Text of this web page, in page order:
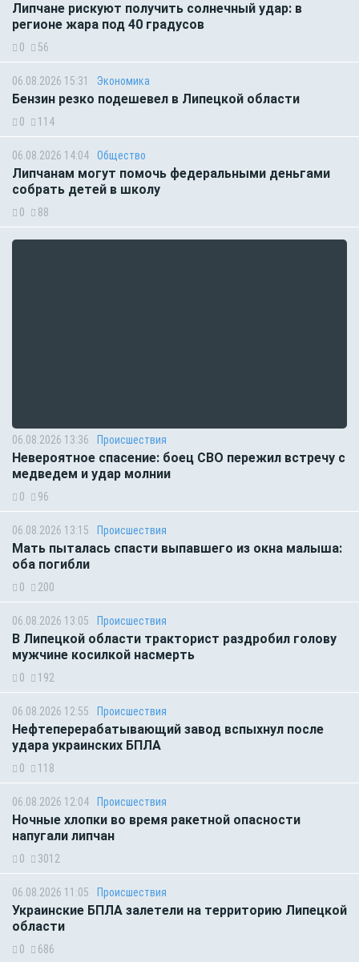
Липчане рискуют получить солнечный удар: в
регионе жара под 40 градусов
0 56
06.08.2026 15:31 Экономика
Бензин резко подешевел в Липецкой области
0 114
06.08.2026 14:04 Общество
Липчанам могут помочь федеральными деньгами
собрать детей в школу
0 88
06.08.2026 13:36 Происшествия
Невероятное спасение: боец СВО пережил встречу с
медведем и удар молнии
0 96
06.08.2026 13:15 Происшествия
Мать пыталась спасти выпавшего из окна малыша:
оба погибли
0 200
06.08.2026 13:05 Происшествия
В Липецкой области тракторист раздробил голову
мужчине косилкой насмерть
0 192
06.08.2026 12:55 Происшествия
Нефтеперерабатывающий завод вспыхнул после
удара украинских БПЛА
0 118
06.08.2026 12:04 Происшествия
Ночные хлопки во время ракетной опасности
напугали липчан
0 3012
06.08.2026 11:05 Происшествия
Украинские БПЛА залетели на территорию Липецкой
области
0 686